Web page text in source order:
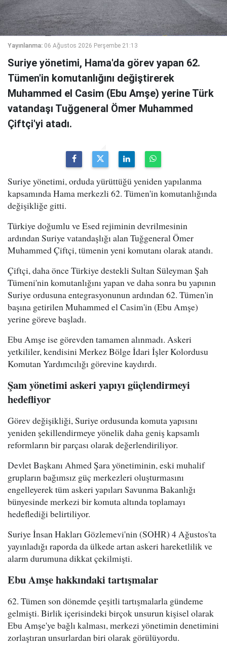
Yayınlanma: 06 Ağustos 2026 Perşembe 21:13
Suriye yönetimi, Hama'da görev yapan 62.
Tümen'in komutanlığını değiştirerek
Muhammed el Casim (Ebu Amşe) yerine Türk
vatandaşı Tuğgeneral Ömer Muhammed
Çiftçi'yi atadı.
Suriye yönetimi, orduda yürüttüğü yeniden yapılanma
kapsamında Hama merkezli 62. Tümen'in komutanlığında
değişikliğe gitti.
Türkiye doğumlu ve Esed rejiminin devrilmesinin
ardından Suriye vatandaşlığı alan Tuğgeneral Ömer
Muhammed Çiftçi, tümenin yeni komutanı olarak atandı.
Çiftçi, daha önce Türkiye destekli Sultan Süleyman Şah
Tümeni'nin komutanlığını yapan ve daha sonra bu yapının
Suriye ordusuna entegrasyonunun ardından 62. Tümen'in
başına getirilen Muhammed el Casim'in (Ebu Amşe)
yerine göreve başladı.
Ebu Amşe ise görevden tamamen alınmadı. Askeri
yetkililer, kendisini Merkez Bölge İdari İşler Kolordusu
Komutan Yardımcılığı görevine kaydırdı.
Şam yönetimi askeri yapıyı güçlendirmeyi
hedefliyor
Görev değişikliği, Suriye ordusunda komuta yapısını
yeniden şekillendirmeye yönelik daha geniş kapsamlı
reformların bir parçası olarak değerlendiriliyor.
Devlet Başkanı Ahmed Şara yönetiminin, eski muhalif
grupların bağımsız güç merkezleri oluşturmasını
engelleyerek tüm askeri yapıları Savunma Bakanlığı
bünyesinde merkezi bir komuta altında toplamayı
hedeflediği belirtiliyor.
Suriye İnsan Hakları Gözlemevi'nin (SOHR) 4 Ağustos'ta
yayınladığı raporda da ülkede artan askeri hareketlilik ve
alarm durumuna dikkat çekilmişti.
Ebu Amşe hakkındaki tartışmalar
62. Tümen son dönemde çeşitli tartışmalarla gündeme
gelmişti. Birlik içerisindeki birçok unsurun kişisel olarak
Ebu Amşe'ye bağlı kalması, merkezi yönetimin denetimini
zorlaştıran unsurlardan biri olarak görülüyordu.